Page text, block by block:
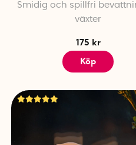
Smidig och spillfri
växter
175 kr
Köp